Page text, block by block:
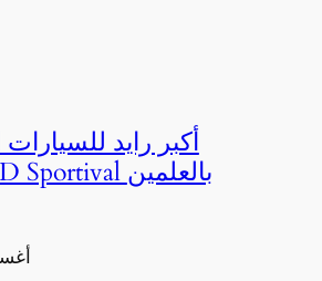
أكبر رايد
22